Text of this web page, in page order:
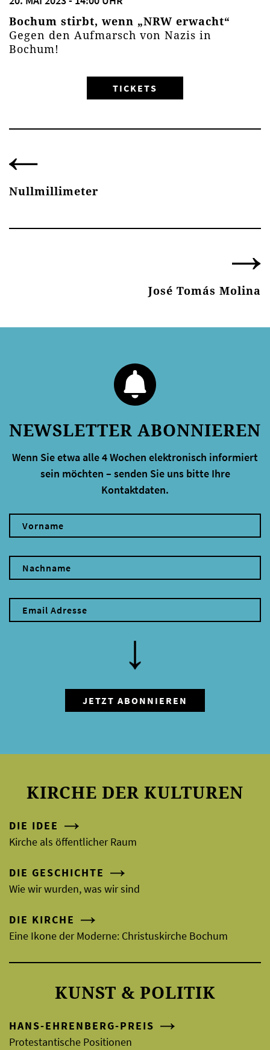
Bochum stirbt, wenn „NRW erwacht“
Gegen den Aufmarsch von Nazis in
Bochum!
TICKETS
Nullmillimeter
José Tomás Molina
NEWSLETTER ABONNIEREN
Wenn Sie etwa alle 4 Wochen elektronisch informiert
sein möchten – senden Sie uns bitte Ihre
Kontaktdaten.
KIRCHE DER KULTUREN
DIE IDEE
Kirche als öffentlicher Raum
DIE GESCHICHTE
Wie wir wurden, was wir sind
DIE KIRCHE
Eine Ikone der Moderne: Christuskirche Bochum
KUNST & POLITIK
HANS-EHRENBERG-PREIS
Protestantische Positionen